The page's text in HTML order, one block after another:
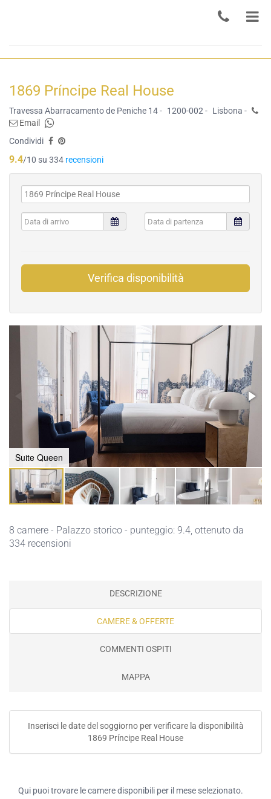
1869 Príncipe Real House
Travessa Abarracamento de Peniche 14 - 1200-002 - Lisbona -
Email
Condividi
9.4/10 su 334 recensioni
Verifica disponibilità
Suite Queen
8 camere - Palazzo storico - punteggio: 9.4, ottenuto da
334 recensioni
DESCRIZIONE
CAMERE & OFFERTE
COMMENTI OSPITI
MAPPA
Inserisci le date del soggiorno per verificare la disponibilità
1869 Príncipe Real House
Qui puoi trovare le camere disponibili per il mese selezionato.